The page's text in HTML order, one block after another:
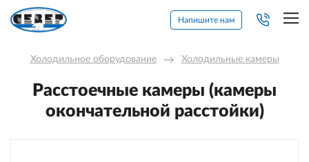
Напишите нам
Холодильное оборудование → Холодильные камеры
Расстоечные камеры (камеры
окончательной расстойки)